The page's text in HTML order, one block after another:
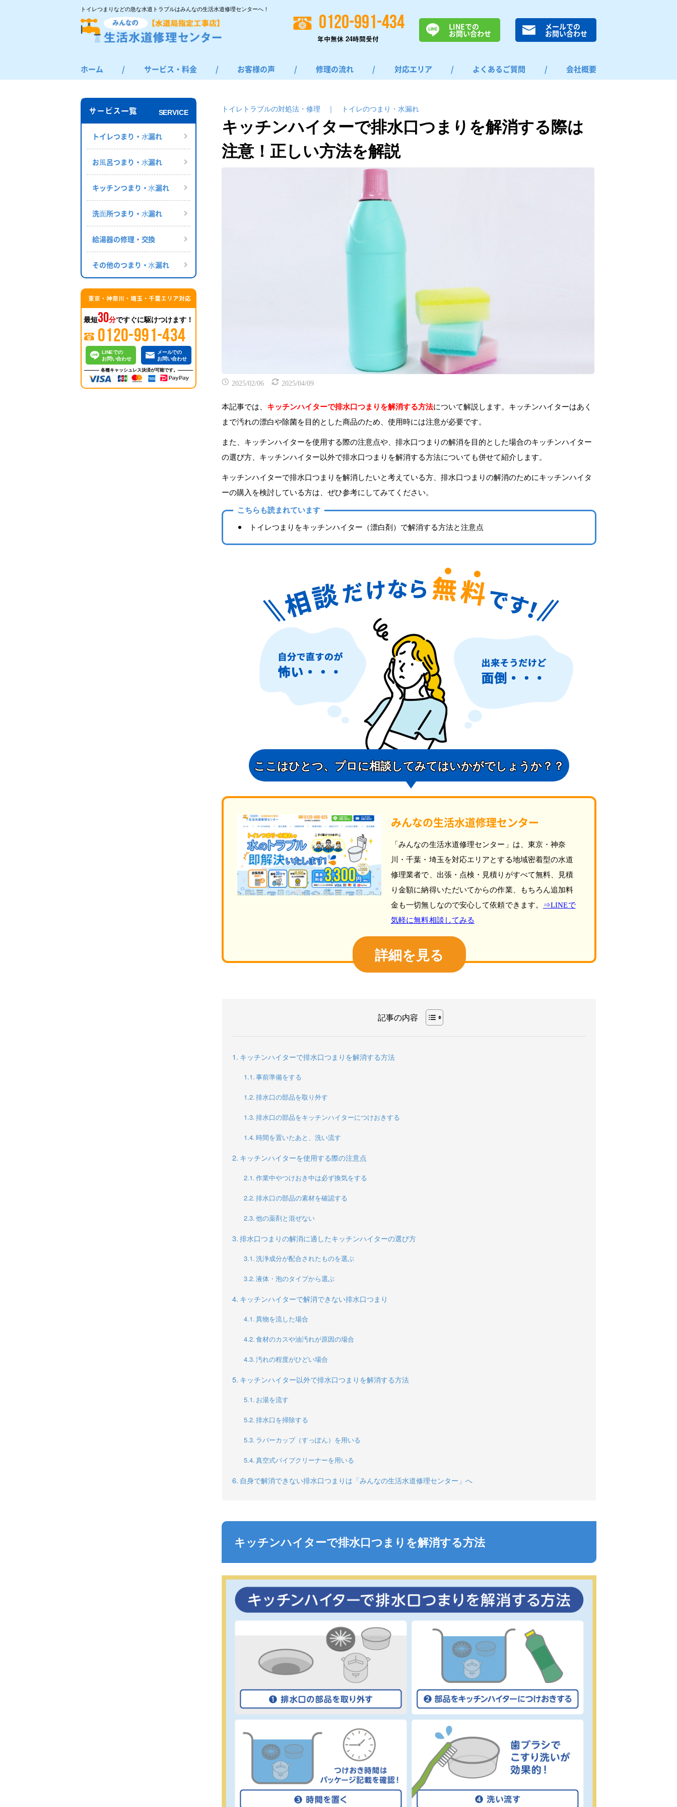
トイレつまりなどの急な水道トラブルはみんなの生活水道修理センターへ！
0120-991-434
年中無休 24時間受付
LINEでの
お問い合わせ
メールでの
お問い合わせ
ホーム / サービス・料金
トイレつまり・水漏れ
お風呂つまり・水漏れ
キッチンつまり・水漏れ
洗面所つまり・水漏れ
給湯器の修理・交換
その他のつまり・水漏れ
/ お客様の声 / 修理の流れ / 対応エリア / よくあるご質問 / 会社概要
サービス一覧 SERVICE
トイレつまり・⽔漏れ
お⾵呂つまり・⽔漏れ
キッチンつまり・⽔漏れ
洗⾯所つまり・⽔漏れ
給湯器の修理・交換
その他のつまり・⽔漏れ
東京・神奈川・埼玉・千葉エリア対応
最短30分ですぐに駆けつけます！
0120-991-434
LINEでの
お問い合わせ
メールでの
お問い合わせ
各種キャッシュレス決済が可能です。
トイレトラブルの対処法・修理 ｜ トイレのつまり・⽔漏れ
キッチンハイターで排水口つまりを解消する際は
注意！正しい方法を解説
2025/02/06 2025/04/09
本記事では、 キッチンハイターで排水口つまりを解消する方法について解説します。キッチンハイターはあく
まで汚れの漂白や除菌を目的とした商品のため、使用時には注意が必要です。
また、キッチンハイターを使用する際の注意点や、排水口つまりの解消を目的とした場合のキッチンハイター
の選び方、キッチンハイター以外で排水口つまりを解消する方法についても併せて紹介します。
キッチンハイターで排水口つまりを解消したいと考えている方、排水口つまりの解消のためにキッチンハイタ
ーの購入を検討している方は、ぜひ参考にしてみてください。
こちらも読まれています
トイレつまりをキッチンハイター（漂白剤）で解消する方法と注意点
ここはひとつ、 プロに相談してみてはいかがでしょうか？？
みんなの生活水道修理センター
「みんなの生活水道修理センター」は、東京・神奈
川・千葉・埼玉を対応エリアとする地域密着型の水道
修理業者で、出張・点検・見積りがすべて無料、見積
り金額に納得いただいてからの作業、もちろん追加料
金も一切無しなので安心して依頼できます。
⇒LINEで
気軽に無料相談してみる
詳細を見る
記事の内容
キッチンハイターで排水口つまりを解消する方法
事前準備をする
排水口の部品を取り外す
排水口の部品をキッチンハイターにつけおきする
時間を置いたあと、洗い流す
キッチンハイターを使用する際の注意点
作業中やつけおき中は必ず換気をする
排水口の部品の素材を確認する
他の薬剤と混ぜない
排水口つまりの解消に適したキッチンハイターの選び方
洗浄成分が配合されたものを選ぶ
液体・泡のタイプから選ぶ
キッチンハイターで解消できない排水口つまり
異物を流した場合
食材のカスや油汚れが原因の場合
汚れの程度がひどい場合
キッチンハイター以外で排水口つまりを解消する方法
お湯を流す
排水口を掃除する
ラバーカップ（すっぽん）を用いる
真空式パイプクリーナーを用いる
自身で解消できない排水口つまりは「みんなの生活水道修理センター」へ
キッチンハイターで排水口つまりを解消する方法